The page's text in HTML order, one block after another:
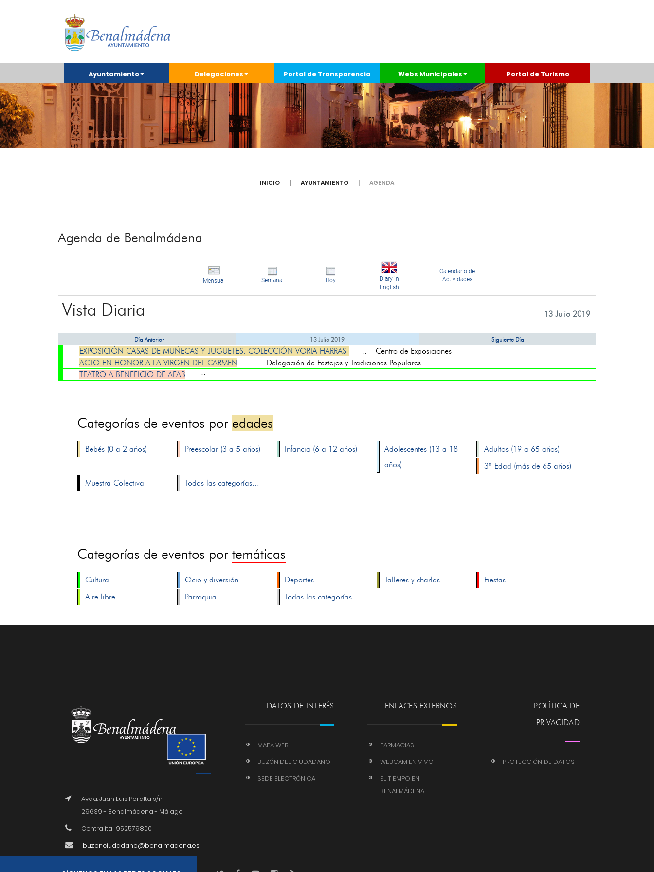
Ayuntamiento Delegaciones Portal de Transparencia Webs Municipales Portal de Turismo
INICIO AYUNTAMIENTO AGENDA
Agenda de Benalmádena
Mensual Semanal Hoy
Diary in
English
Calendario de
Actividades
Vista Diaria 13 Julio 2019
Día Anterior 13 Julio 2019 Siguiente Día
EXPOSICIÓN CASAS DE MUÑECAS Y JUGUETES. COLECCIÓN VORIA HARRAS
:: Centro de Exposiciones
ACTO EN HONOR A LA VIRGEN DEL CARMEN
:: Delegación de Festejos y Tradiciones Populares
TEATRO A BENEFICIO DE AFAB
::
Categorías de eventos por edades
Bebés (0 a 2 años) Preescolar (3 a 5 años) Infancia (6 a 12 años)
Adolescentes (13 a 18
años)
Adultos (19 a 65 años)
3ª Edad (más de 65 años)
Muestra Colectiva
Todas las categorías...
Categorías de eventos portemáticas
Cultura Ocio y diversión Deportes Talleres y charlas
Fiestas
Aire libre
Parroquia Todas las categorías...
Avda. Juan Luis Peralta s/n
29639 - Benalmádena - Málaga
Centralita : 952579800
buzonciudadano@benalmadena.es
DATOS DE INTERÉS
MAPA WEB
BUZÓN DEL CIUDADANO
SEDE ELECTRÓNICA
ENLACES EXTERNOS
FARMACIAS
WEBCAM EN VIVO
EL TIEMPO EN
BENALMÁDENA
POLÍTICA DE
PRIVACIDAD
PROTECCIÓN DE DATOS